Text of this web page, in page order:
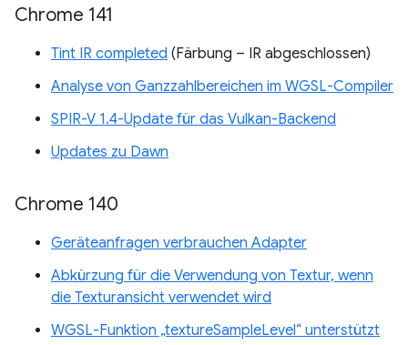
Chrome 141
Tint IR completed (Färbung – IR abgeschlossen)
Analyse von Ganzzahlbereichen im WGSL-Compiler
SPIR-V 1.4-Update für das Vulkan-Backend
Updates zu Dawn
Chrome 140
Geräteanfragen verbrauchen Adapter
Abkürzung für die Verwendung von Textur, wenn
die Texturansicht verwendet wird
WGSL-Funktion „textureSampleLevel“ unterstützt